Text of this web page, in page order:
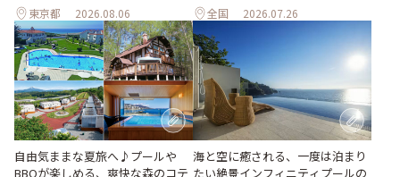
東京都 2026.08.06 全国 2026.07.26
自由気ままな夏旅へ♪プールや
BBQが楽しめる、爽快な森のコテ
海と空に癒される、一度は泊まり
たい絶景インフィニティプールの